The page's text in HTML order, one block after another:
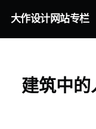
大作设计网站专栏
建筑中